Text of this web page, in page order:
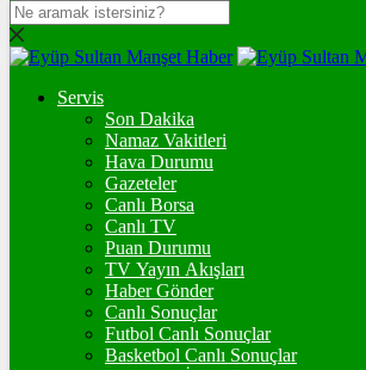
DOLAR
47,7115$% 0.17
EURO
% 0.26
STERLİN
% 0.36
GRAM ALTIN
%2,77
Servis
Son Dakika
Namaz Vakitleri
Hava Durumu
Gazeteler
Canlı Borsa
Canlı TV
Puan Durumu
TV Yayın Akışları
Haber Gönder
Canlı Sonuçlar
Futbol Canlı Sonuçlar
Basketbol Canlı Sonuçlar